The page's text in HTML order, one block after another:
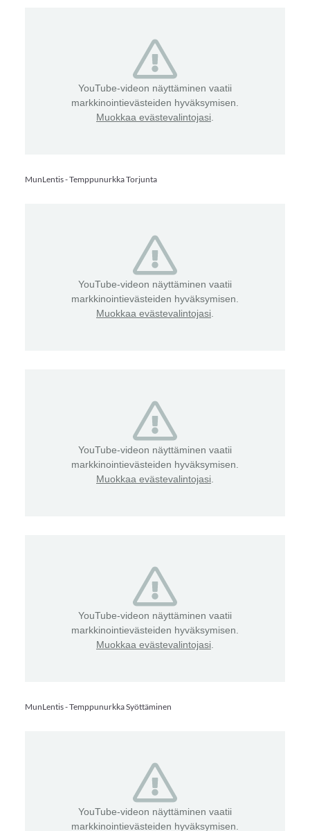
YouTube-videon näyttäminen vaatii
markkinointievästeiden hyväksymisen.
Muokkaa evästevalintojasi.
MunLentis - Temppunurkka Torjunta
YouTube-videon näyttäminen vaatii
markkinointievästeiden hyväksymisen.
Muokkaa evästevalintojasi.
YouTube-videon näyttäminen vaatii
markkinointievästeiden hyväksymisen.
Muokkaa evästevalintojasi.
YouTube-videon näyttäminen vaatii
markkinointievästeiden hyväksymisen.
Muokkaa evästevalintojasi.
MunLentis - Temppunurkka Syöttäminen
YouTube-videon näyttäminen vaatii
markkinointievästeiden hyväksymisen.